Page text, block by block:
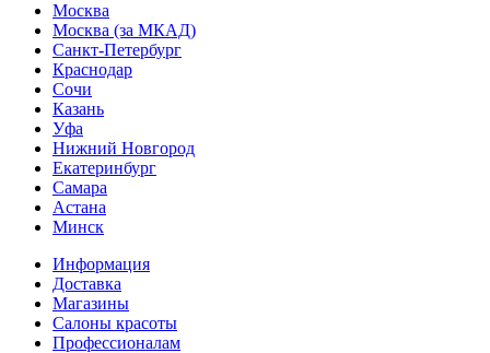
Москва
Москва (за МКАД)
Санкт-Петербург
Краснодар
Сочи
Казань
Уфа
Нижний Новгород
Екатеринбург
Самара
Астана
Минск
Информация
Доставка
Магазины
Салоны красоты
Профессионалам